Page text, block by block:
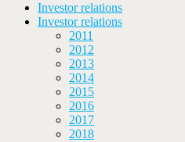
Investor relations
Investor relations
2011
2012
2013
2014
2015
2016
2017
2018